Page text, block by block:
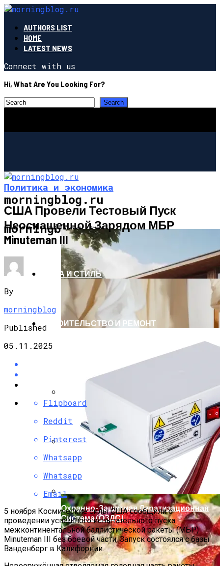
AUTHORS LIST
HOME
LATEST NEWS
Connect with us
Hi, What Are You Looking For?
morningblog.ru
morningblog.ru
АРХИТЕКТУРА И ДИЗАЙН
Как Выбрать Дачу Для Сезонного
Проживания Без Ошибок
МОДА И СТИЛЬ
Мода Для Бизнес-Леди: Как Совмещать
Стиль И Предпринимательство
СТРОИТЕЛЬСТВО И РЕМОНТ
Охранно-Защитная Дератизационная
Система (ОЗДС)
Политика и экономика
США Провели Тестовый Пуск
Неоснащенной Зарядом МБР
Minuteman III
By
morningblog
Published
05.11.2025
Flipboard
Reddit
Pinterest
Whatsapp
Whatsapp
Email
5 ноября Космические силы США сообщили о
проведении успешного испытательного пуска
межконтинентальной баллистической ракеты (МБР)
Minuteman III без боевой части. Запуск состоялся с базы
Ванденберг в Калифорнии.